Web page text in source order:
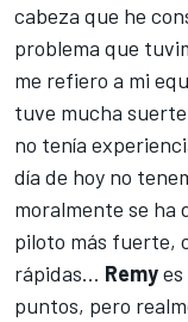
cabeza que he
problema que
me refiero a mi
tuve mucha
no tenía
día de hoy no
moralmente se ha
piloto más fuerte,
rápidas… Remy
puntos, pero